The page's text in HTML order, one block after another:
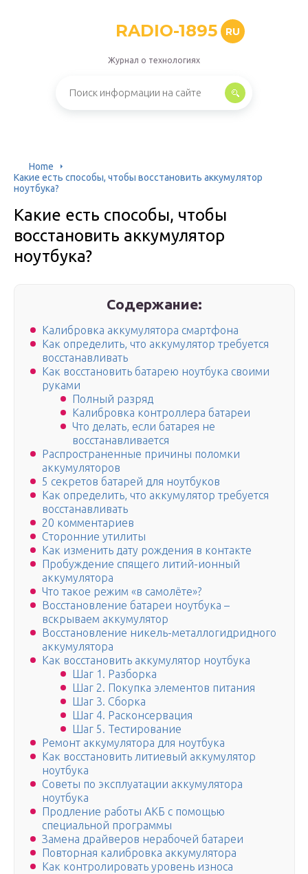
RADIO-1895 RU
Журнал о технологиях
Home
Какие есть способы, чтобы восстановить аккумулятор
ноутбука?
Какие есть способы, чтобы
восстановить аккумулятор
ноутбука?
Содержание:
Калибровка аккумулятора смартфона
Как определить, что аккумулятор требуется
восстанавливать
Как восстановить батарею ноутбука своими
руками
Полный разряд
Калибровка контроллера батареи
Что делать, если батарея не
восстанавливается
Распространенные причины поломки
аккумуляторов
5 секретов батарей для ноутбуков
Как определить, что аккумулятор требуется
восстанавливать
20 комментариев
Сторонние утилиты
Как изменить дату рождения в контакте
Пробуждение спящего литий-ионный
аккумулятора
Что такое режим «в самолёте»?
Восстановление батареи ноутбука –
вскрываем аккумулятор
Восстановление никель-металлогидридного
аккумулятора
Как восстановить аккумулятор ноутбука
Шаг 1. Разборка
Шаг 2. Покупка элементов питания
Шаг 3. Сборка
Шаг 4. Расконсервация
Шаг 5. Тестирование
Ремонт аккумулятора для ноутбука
Как восстановить литиевый аккумулятор
ноутбука
Советы по эксплуатации аккумулятора
ноутбука
Продление работы АКБ с помощью
специальной программы
Замена драйверов нерабочей батареи
Повторная калибровка аккумулятора
Как контролировать уровень износа